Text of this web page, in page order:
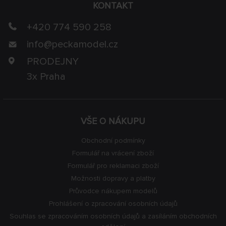
VŠE O NÁKUPU
Obchodní podmínky
Formulář na vrácení zboží
Formulář pro reklamaci zboží
Možnosti dopravy a platby
Průvodce nákupem modelů
Prohlášení o zpracování osobních údajů
Souhlas se zpracováním osobních údajů a zasíláním obchodních
KONTAKT
+420 774 590 258
info@peckamodel.cz
PRODEJNY
3x Praha